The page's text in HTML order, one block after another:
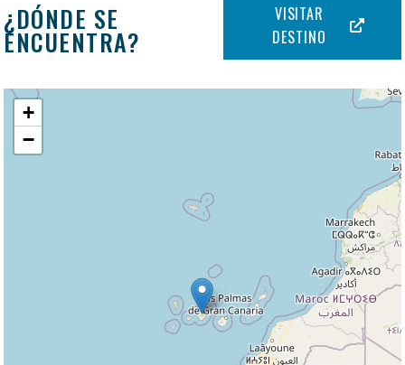
¿DÓNDE SE
ENCUENTRA?
VISITAR
DESTINO
+
−